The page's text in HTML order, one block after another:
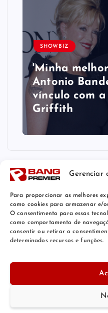
Gerenciar
Para proporcionar as melhores
como cookies para armazenar e/
O consentimento para essas
como comportamento de
consentir ou retirar o
determinados recursos e funções.
SHOWBIZ
'Minha
Antonio
vínculo com
Griffith
De